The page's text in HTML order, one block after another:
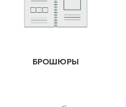
БРОШЮРЫ